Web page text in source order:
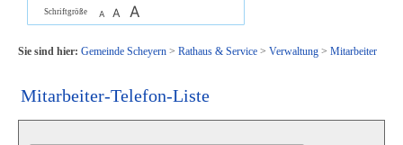
Schriftgröße A A A
Sie sind hier: Gemeinde Scheyern> Rathaus & Service> Verwaltung> Mitarbeiter
Mitarbeiter-Telefon-Liste